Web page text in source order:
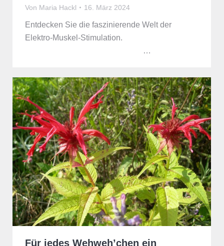
Von Maria Hackl 16. März 2024
Entdecken Sie die faszinierende Welt der
Elektro-Muskel-Stimulation.
…
Für jedes Wehweh’chen ein